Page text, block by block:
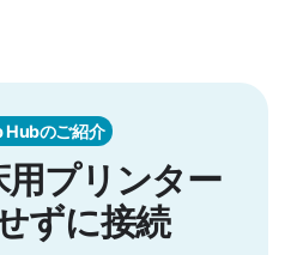
Hubのご紹介
用プリンター
ずに接続